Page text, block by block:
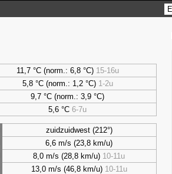
11,7 °C (norm.: 6,8 °C) 15-16u
5,8°C (norm.: 1,2 °C) 1-2u
9,7 °C (norm.: 3,9 °C)
5,6 °C6-7u
zuidzuidwest (212°)
6,6 m/s (23,8 km/u)
8,0 m/s (28,8 km/u) 10-11u
13,0 m/s (46,8 km/u) 10-11u